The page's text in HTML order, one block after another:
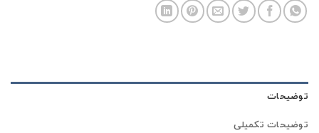
توضیحات
توضیحات تکمیلی